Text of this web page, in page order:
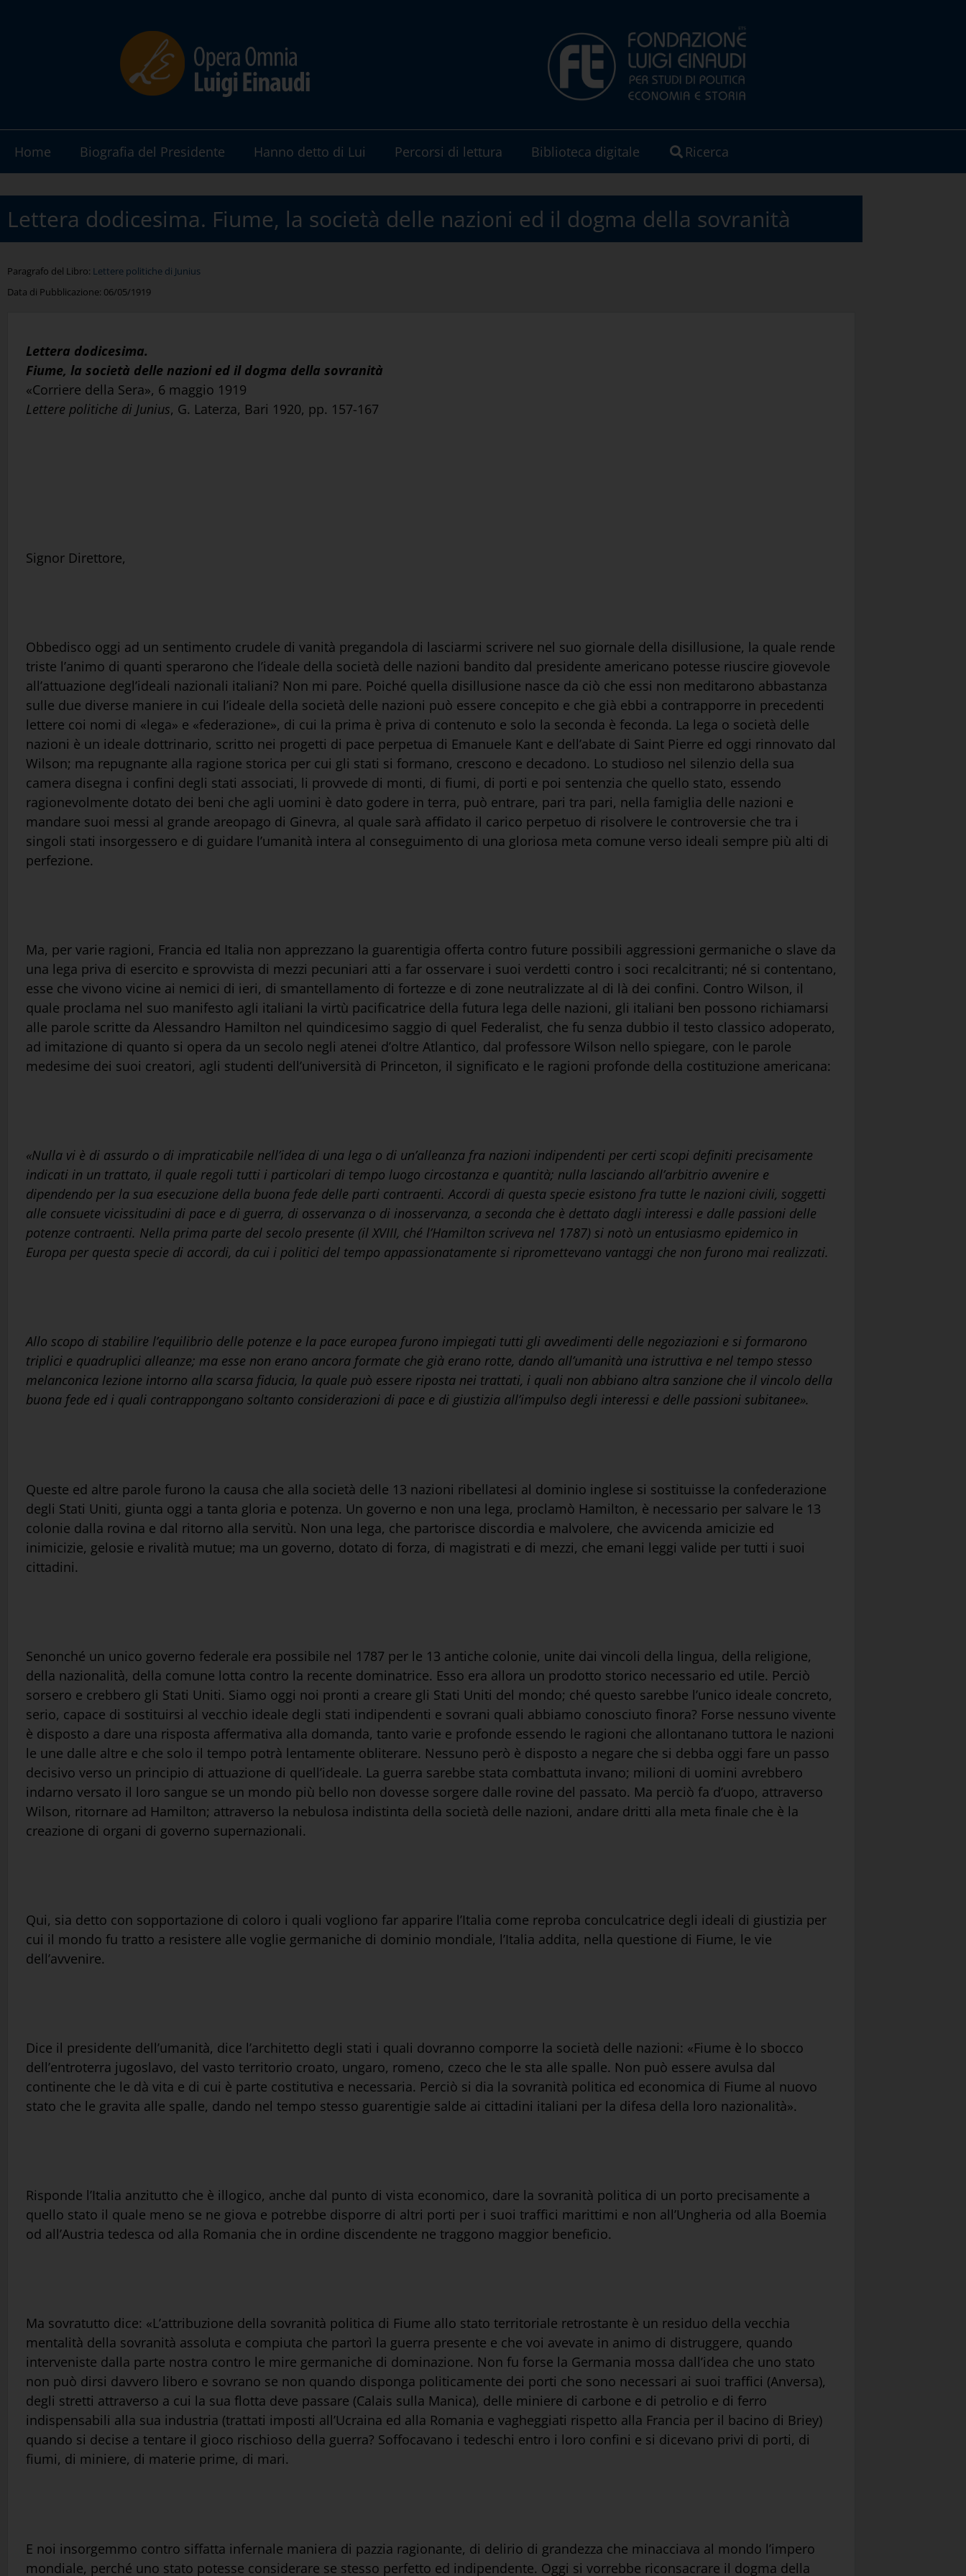
Home Biografia del Presidente Hanno detto di Lui Percorsi di lettura Biblioteca digitale Ricerca
Lettera dodicesima. Fiume, la società delle nazioni ed il dogma della sovranità
Paragrafo del Libro: Lettere politiche di Junius
Data di Pubblicazione: 06/05/1919
Lettera dodicesima.
Fiume, la società delle nazioni ed il dogma della sovranità
«Corriere della Sera», 6 maggio 1919
Lettere politiche di Junius, G. Laterza, Bari 1920, pp. 157-167
Signor Direttore,
Obbedisco oggi ad un sentimento crudele di vanità pregandola di lasciarmi scrivere nel suo giornale della disillusione, la quale rende
triste l’animo di quanti sperarono che l’ideale della società delle nazioni bandito dal presidente americano potesse riuscire giovevole
all’attuazione degl’ideali nazionali italiani? Non mi pare. Poiché quella disillusione nasce da ciò che essi non meditarono abbastanza
sulle due diverse maniere in cui l’ideale della società delle nazioni può essere concepito e che già ebbi a contrapporre in precedenti
lettere coi nomi di «lega» e «federazione», di cui la prima è priva di contenuto e solo la seconda è feconda. La lega o società delle
nazioni è un ideale dottrinario, scritto nei progetti di pace perpetua di Emanuele Kant e dell’abate di Saint Pierre ed oggi rinnovato dal
Wilson; ma repugnante alla ragione storica per cui gli stati si formano, crescono e decadono. Lo studioso nel silenzio della sua
camera disegna i confini degli stati associati, li provvede di monti, di fiumi, di porti e poi sentenzia che quello stato, essendo
ragionevolmente dotato dei beni che agli uomini è dato godere in terra, può entrare, pari tra pari, nella famiglia delle nazioni e
mandare suoi messi al grande areopago di Ginevra, al quale sarà affidato il carico perpetuo di risolvere le controversie che tra i
singoli stati insorgessero e di guidare l’umanità intera al conseguimento di una gloriosa meta comune verso ideali sempre più alti di
perfezione.
Ma, per varie ragioni, Francia ed Italia non apprezzano la guarentigia offerta contro future possibili aggressioni germaniche o slave da
una lega priva di esercito e sprovvista di mezzi pecuniari atti a far osservare i suoi verdetti contro i soci recalcitranti; né si contentano,
esse che vivono vicine ai nemici di ieri, di smantellamento di fortezze e di zone neutralizzate al di là dei confini. Contro Wilson, il
quale proclama nel suo manifesto agli italiani la virtù pacificatrice della futura lega delle nazioni, gli italiani ben possono richiamarsi
alle parole scritte da Alessandro Hamilton nel quindicesimo saggio di quel Federalist, che fu senza dubbio il testo classico adoperato,
ad imitazione di quanto si opera da un secolo negli atenei d’oltre Atlantico, dal professore Wilson nello spiegare, con le parole
medesime dei suoi creatori, agli studenti dell’università di Princeton, il significato e le ragioni profonde della costituzione americana:
«Nulla vi è di assurdo o di impraticabile nell’idea di una lega o di un’alleanza fra nazioni indipendenti per certi scopi definiti precisamente
indicati in un trattato, il quale regoli tutti i particolari di tempo luogo circostanza e quantità; nulla lasciando all’arbitrio avvenire e
dipendendo per la sua esecuzione della buona fede delle parti contraenti. Accordi di questa specie esistono fra tutte le nazioni civili, soggetti
alle consuete vicissitudini di pace e di guerra, di osservanza o di inosservanza, a seconda che è dettato dagli interessi e dalle passioni delle
potenze contraenti. Nella prima parte del secolo presente (il XVIII, ché l’Hamilton scriveva nel 1787) si notò un entusiasmo epidemico in
Europa per questa specie di accordi, da cui i politici del tempo appassionatamente si ripromettevano vantaggi che non furono mai realizzati.
Allo scopo di stabilire l’equilibrio delle potenze e la pace europea furono impiegati tutti gli avvedimenti delle negoziazioni e si formarono
triplici e quadruplici alleanze; ma esse non erano ancora formate che già erano rotte, dando all’umanità una istruttiva e nel tempo stesso
melanconica lezione intorno alla scarsa fiducia, la quale può essere riposta nei trattati, i quali non abbiano altra sanzione che il vincolo della
buona fede ed i quali contrappongano soltanto considerazioni di pace e di giustizia all’impulso degli interessi e delle passioni subitanee».
Queste ed altre parole furono la causa che alla società delle 13 nazioni ribellatesi al dominio inglese si sostituisse la confederazione
degli Stati Uniti, giunta oggi a tanta gloria e potenza. Un governo e non una lega, proclamò Hamilton, è necessario per salvare le 13
colonie dalla rovina e dal ritorno alla servitù. Non una lega, che partorisce discordia e malvolere, che avvicenda amicizie ed
inimicizie, gelosie e rivalità mutue; ma un governo, dotato di forza, di magistrati e di mezzi, che emani leggi valide per tutti i suoi
cittadini.
Senonché un unico governo federale era possibile nel 1787 per le 13 antiche colonie, unite dai vincoli della lingua, della religione,
della nazionalità, della comune lotta contro la recente dominatrice. Esso era allora un prodotto storico necessario ed utile. Perciò
sorsero e crebbero gli Stati Uniti. Siamo oggi noi pronti a creare gli Stati Uniti del mondo; ché questo sarebbe l’unico ideale concreto,
serio, capace di sostituirsi al vecchio ideale degli stati indipendenti e sovrani quali abbiamo conosciuto finora? Forse nessuno vivente
è disposto a dare una risposta affermativa alla domanda, tanto varie e profonde essendo le ragioni che allontanano tuttora le nazioni
le une dalle altre e che solo il tempo potrà lentamente obliterare. Nessuno però è disposto a negare che si debba oggi fare un passo
decisivo verso un principio di attuazione di quell’ideale. La guerra sarebbe stata combattuta invano; milioni di uomini avrebbero
indarno versato il loro sangue se un mondo più bello non dovesse sorgere dalle rovine del passato. Ma perciò fa d’uopo, attraverso
Wilson, ritornare ad Hamilton; attraverso la nebulosa indistinta della società delle nazioni, andare dritti alla meta finale che è la
creazione di organi di governo supernazionali.
Qui, sia detto con sopportazione di coloro i quali vogliono far apparire l’Italia come reproba conculcatrice degli ideali di giustizia per
cui il mondo fu tratto a resistere alle voglie germaniche di dominio mondiale, l’Italia addita, nella questione di Fiume, le vie
dell’avvenire.
Dice il presidente dell’umanità, dice l’architetto degli stati i quali dovranno comporre la società delle nazioni: «Fiume è lo sbocco
dell’entroterra jugoslavo, del vasto territorio croato, ungaro, romeno, czeco che le sta alle spalle. Non può essere avulsa dal
continente che le dà vita e di cui è parte costitutiva e necessaria. Perciò si dia la sovranità politica ed economica di Fiume al nuovo
stato che le gravita alle spalle, dando nel tempo stesso guarentigie salde ai cittadini italiani per la difesa della loro nazionalità».
Risponde l’Italia anzitutto che è illogico, anche dal punto di vista economico, dare la sovranità politica di un porto precisamente a
quello stato il quale meno se ne giova e potrebbe disporre di altri porti per i suoi traffici marittimi e non all’Ungheria od alla Boemia
od all’Austria tedesca od alla Romania che in ordine discendente ne traggono maggior beneficio.
Ma sovratutto dice: «L’attribuzione della sovranità politica di Fiume allo stato territoriale retrostante è un residuo della vecchia
mentalità della sovranità assoluta e compiuta che partorì la guerra presente e che voi avevate in animo di distruggere, quando
interveniste dalla parte nostra contro le mire germaniche di dominazione. Non fu forse la Germania mossa dall’idea che uno stato
non può dirsi davvero libero e sovrano se non quando disponga politicamente dei porti che sono necessari ai suoi traffici (Anversa),
degli stretti attraverso a cui la sua flotta deve passare (Calais sulla Manica), delle miniere di carbone e di petrolio e di ferro
indispensabili alla sua industria (trattati imposti all’Ucraina ed alla Romania e vagheggiati rispetto alla Francia per il bacino di Briey)
quando si decise a tentare il gioco rischioso della guerra? Soffocavano i tedeschi entro i loro confini e si dicevano privi di porti, di
fiumi, di miniere, di materie prime, di mari.
E noi insorgemmo contro siffatta infernale maniera di pazzia ragionante, di delirio di grandezza che minacciava al mondo l’impero
mondiale, perché uno stato potesse considerare se stesso perfetto ed indipendente. Oggi si vorrebbe riconsacrare il dogma della